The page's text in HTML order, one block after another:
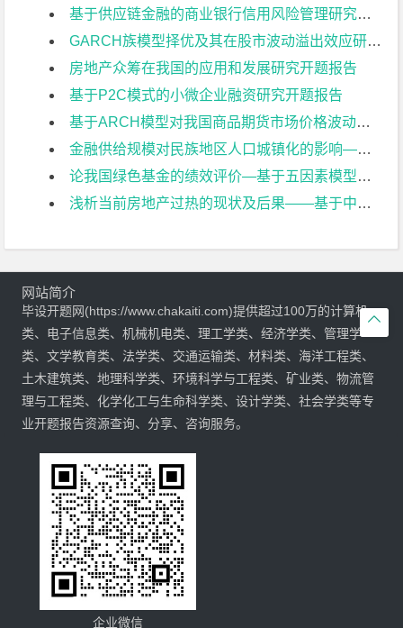
基于供应链金融的商业银行信用风险管理研究开题报告
GARCH族模型择优及其在股市波动溢出效应研究开题报告
房地产众筹在我国的应用和发展研究开题报告
基于P2C模式的小微企业融资研究开题报告
基于ARCH模型对我国商品期货市场价格波动性分析开题报告
金融供给规模对民族地区人口城镇化的影响——以广西为例开题报告
论我国绿色基金的绩效评价—基于五因素模型与夏普指数开题报告
浅析当前房地产过热的现状及后果——基于中日对比的视角开题报告

网站简介
毕设开题网(https://www.chakaiti.com)提供超过100万的计算机
类、电子信息类、机械机电类、理工学类、经济学类、管理学
类、文学教育类、法学类、交通运输类、材料类、海洋工程类、
土木建筑类、地理科学类、环境科学与工程类、矿业类、物流管
理与工程类、化学化工与生命科学类、设计学类、社会学类等专
业开题报告资源查询、分享、咨询服务。
企业微信